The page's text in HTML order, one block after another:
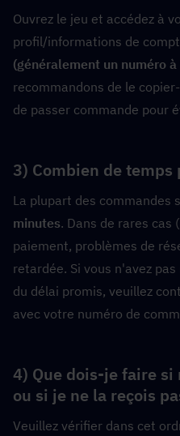
Ouvrez le jeu et accédez à
profil/informations de
(généralement un numéro
recommandons de le
de passer commande pour
3) Combien de
La plupart des commandes
minutes. Dans de rares cas
paiement, problèmes de
retardée. Si vous n'avez
du délai promis, veuillez
avec votre numéro de
4) Que dois-je faire si
ou si je ne la reçois
Veuillez vérifier dans cet